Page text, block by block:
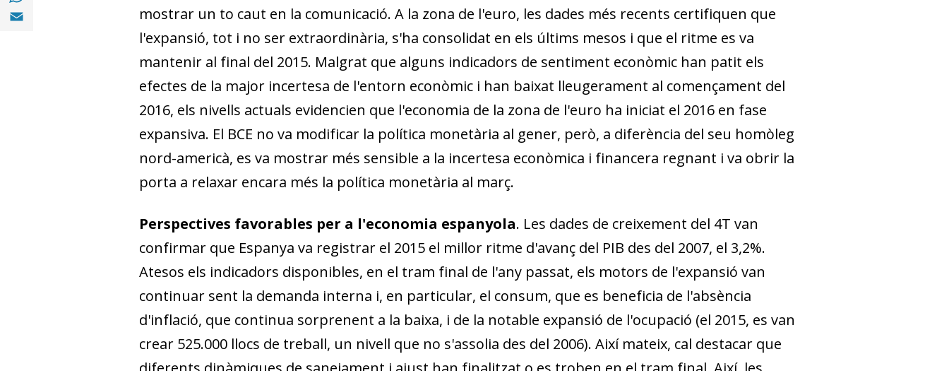
Compartir a Email (opens in a new window)
mostrar un to caut en la comunicació. A la zona de l'euro, les dades més recents certifiquen que
l'expansió, tot i no ser extraordinària, s'ha consolidat en els últims mesos i que el ritme es va
mantenir al final del 2015. Malgrat que alguns indicadors de sentiment econòmic han patit els
efectes de la major incertesa de l'entorn econòmic i han baixat lleugerament al començament del
2016, els nivells actuals evidencien que l'economia de la zona de l'euro ha iniciat el 2016 en fase
expansiva. El BCE no va modificar la política monetària al gener, però, a di­­ferència del seu homòleg
nord-americà, es va mostrar més sensible a la incertesa econòmica i financera regnant i va obrir la
porta a relaxar encara més la política monetària al març.
Perspectives favorables per a l'economia espanyola. Les dades de creixement del 4T van
confirmar que Espanya va registrar el 2015 el millor ritme d'avanç del PIB des del 2007, el 3,2%.
Atesos els indicadors disponibles, en el tram final de l'any passat, els motors de l'expansió van
continuar sent la demanda interna i, en particular, el consum, que es be­­ne­­ficia de l'absència
d'inflació, que continua sorprenent a la baixa, i de la notable expansió de l'ocupació (el 2015, es van
crear 525.000 llocs de treball, un nivell que no s'assolia des del 2006). Així mateix, cal destacar que